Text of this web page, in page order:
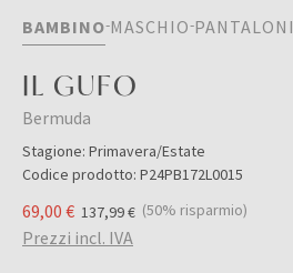
BAMBINO MASCHIO PANTALONI
IL GUFO
Bermuda
Stagione: Primavera/Estate
Codice prodotto: P24PB172L0015
69,00 € 137,99 € (50% risparmio)
Prezzi incl. IVA